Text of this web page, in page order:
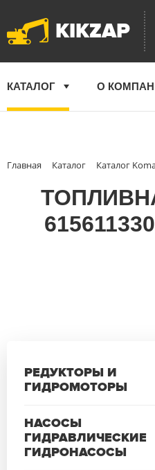
KIKZAP
КАТАЛОГ О
Главная Каталог Каталог
РЕДУКТОРЫ И
ГИДРОМОТОРЫ
НАСОСЫ
ГИДРАВЛИЧЕСКИЕ
ГИДРОНАСОСЫ